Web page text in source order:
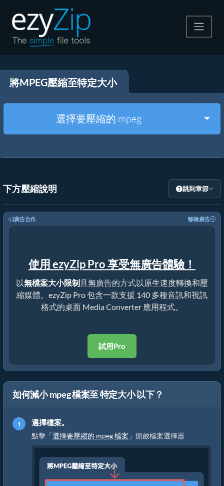
解壓縮
其他工具
將MPEG壓縮至特定大小
選擇要壓縮的 mpeg
下方壓縮說明 跳到章節
廣告合作 移除廣告
使用 ezyZip Pro 享受無廣告體驗！
以無檔案大小限制且無廣告的方式以原生速度轉換和壓
縮媒體。ezyZip Pro 包含一款支援 140 多種音訊和視訊
格式的桌面 Media Converter 應用程式。
試用Pro
如何減小 mpeg 檔案至 特定大小 以下？
選擇檔案。
點擊「選擇要壓縮的 mpeg 檔案 」開啟檔案選擇器